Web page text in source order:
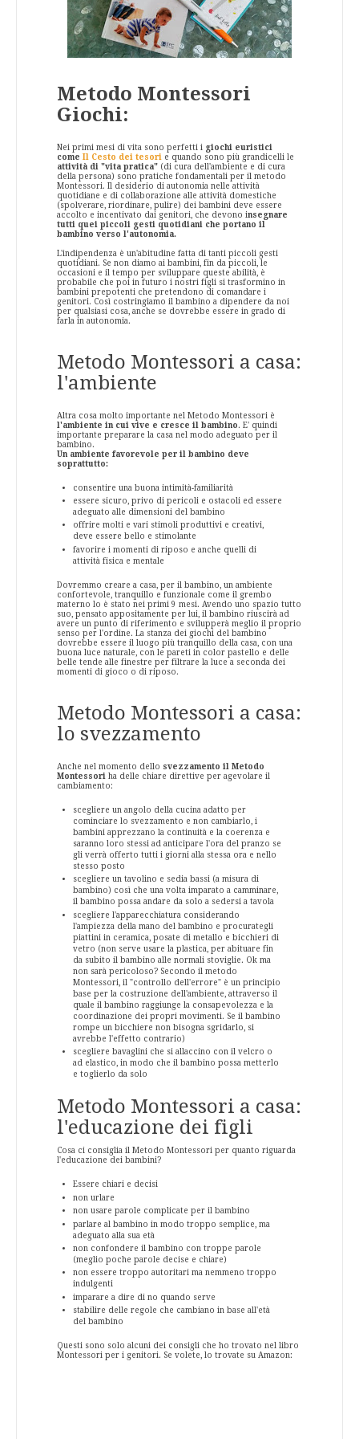
Metodo Montessori
Giochi:
Nei primi mesi di vita sono perfetti i giochi euristici
come Il Cesto dei tesori e quando sono più grandicelli le
attività di "vita pratica" (di cura dell'ambiente e di cura
della persona) sono pratiche fondamentali per il metodo
Montessori. Il desiderio di autonomia nelle attività
quotidiane e di collaborazione alle attività domestiche
(spolverare, riordinare, pulire) dei bambini deve essere
accolto e incentivato dai genitori, che devono insegnare
tutti quei piccoli gesti quotidiani che portano il
bambino verso l'autonomia.
L'indipendenza è un'abitudine fatta di tanti piccoli gesti
quotidiani. Se non diamo ai bambini, fin da piccoli, le
occasioni e il tempo per sviluppare queste abilità, è
probabile che poi in futuro i nostri figli si trasformino in
bambini prepotenti che pretendono di comandare i
genitori. Così costringiamo il bambino a dipendere da noi
per qualsiasi cosa, anche se dovrebbe essere in grado di
farla in autonomia.
Metodo Montessori a casa:
l'ambiente
Altra cosa molto importante nel Metodo Montessori è
l'ambiente in cui vive e cresce il bambino. E' quindi
importante preparare la casa nel modo adeguato per il
bambino.
Un ambiente favorevole per il bambino deve
soprattutto:
consentire una buona intimità-familiarità
essere sicuro, privo di pericoli e ostacoli ed essere
adeguato alle dimensioni del bambino
offrire molti e vari stimoli produttivi e creativi,
deve essere bello e stimolante
favorire i momenti di riposo e anche quelli di
attività fisica e mentale
Dovremmo creare a casa, per il bambino, un ambiente
confortevole, tranquillo e funzionale come il grembo
materno lo è stato nei primi 9 mesi. Avendo uno spazio tutto
suo, pensato appositamente per lui, il bambino riuscirà ad
avere un punto di riferimento e svilupperà meglio il proprio
senso per l'ordine. La stanza dei giochi del bambino
dovrebbe essere il luogo più tranquillo della casa, con una
buona luce naturale, con le pareti in color pastello e delle
belle tende alle finestre per filtrare la luce a seconda dei
momenti di gioco o di riposo.
Metodo Montessori a casa:
lo svezzamento
Anche nel momento dello svezzamento il Metodo
Montessori ha delle chiare direttive per agevolare il
cambiamento:
scegliere un angolo della cucina adatto per
cominciare lo svezzamento e non cambiarlo, i
bambini apprezzano la continuità e la coerenza e
saranno loro stessi ad anticipare l'ora del pranzo se
gli verrà offerto tutti i giorni alla stessa ora e nello
stesso posto
scegliere un tavolino e sedia bassi (a misura di
bambino) così che una volta imparato a camminare,
il bambino possa andare da solo a sedersi a tavola
scegliere l'apparecchiatura considerando
l'ampiezza della mano del bambino e procurategli
piattini in ceramica, posate di metallo e bicchieri di
vetro (non serve usare la plastica, per abituare fin
da subito il bambino alle normali stoviglie. Ok ma
non sarà pericoloso? Secondo il metodo
Montessori, il "controllo dell'errore" è un principio
base per la costruzione dell'ambiente, attraverso il
quale il bambino raggiunge la consapevolezza e la
coordinazione dei propri movimenti. Se il bambino
rompe un bicchiere non bisogna sgridarlo, si
avrebbe l'effetto contrario)
scegliere bavaglini che si allaccino con il velcro o
ad elastico, in modo che il bambino possa metterlo
e toglierlo da solo
Metodo Montessori a casa:
l'educazione dei figli
Cosa ci consiglia il Metodo Montessori per quanto riguarda
l'educazione dei bambini?
Essere chiari e decisi
non urlare
non usare parole complicate per il bambino
parlare al bambino in modo troppo semplice, ma
adeguato alla sua età
non confondere il bambino con troppe parole
(meglio poche parole decise e chiare)
non essere troppo autoritari ma nemmeno troppo
indulgenti
imparare a dire di no quando serve
stabilire delle regole che cambiano in base all'età
del bambino
Questi sono solo alcuni dei consigli che ho trovato nel libro
Montessori per i genitori. Se volete, lo trovate su Amazon: